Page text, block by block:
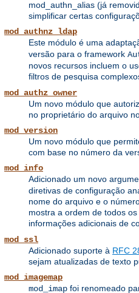
mod_authn_alias (já
simplificar certas
mod_authnz_ldap
Este módulo é uma
versão para o framework
novos recursos incluem o
filtros de pesquisa
mod_authz_owner
Um novo módulo que
no proprietário do arquivo
mod_version
Um novo módulo que
com base no número da
mod_info
Adicionado um novo
diretivas de configuração
nome do arquivo e o
mostra a ordem de todos
informações adicionais de
mod_ssl
Adicionado suporte à RFC
sejam atualizadas de texto
mod_imagemap
mod_imap foi renomeado